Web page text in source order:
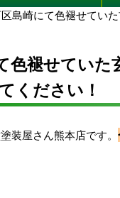
島崎にて色褪せてい
色褪せていた
ください！
装屋さん熊本店です。